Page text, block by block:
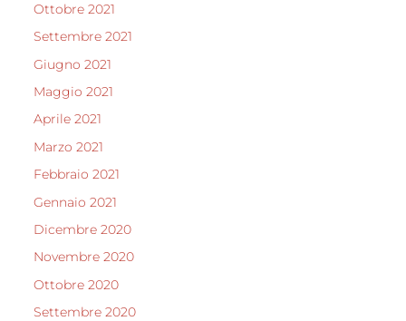
Ottobre 2021
Settembre 2021
Giugno 2021
Maggio 2021
Aprile 2021
Marzo 2021
Febbraio 2021
Gennaio 2021
Dicembre 2020
Novembre 2020
Ottobre 2020
Settembre 2020